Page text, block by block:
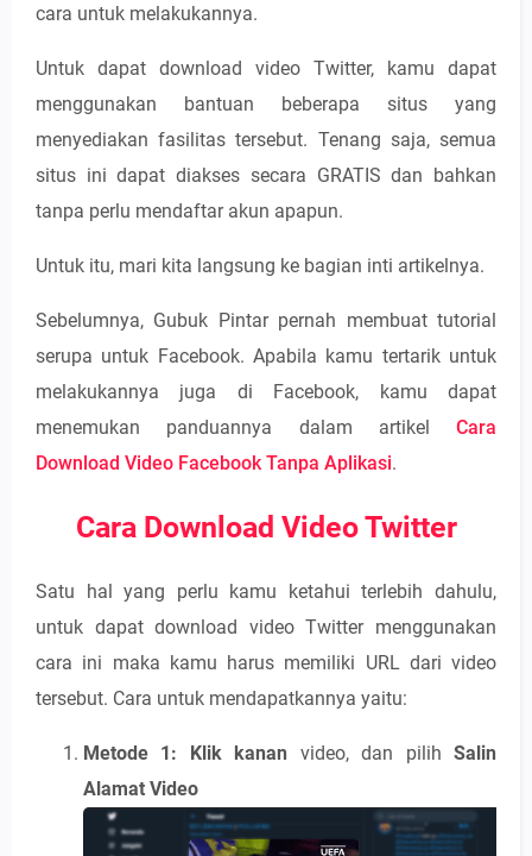
cara untuk melakukannya.
Untuk dapat download video Twitter, kamu dapat
menggunakan bantuan beberapa situs yang
menyediakan fasilitas tersebut. Tenang saja, semua
situs ini dapat diakses secara GRATIS dan bahkan
tanpa perlu mendaftar akun apapun.
Untuk itu, mari kita langsung ke bagian inti artikelnya.
Sebelumnya, Gubuk Pintar pernah membuat tutorial
serupa untuk Facebook. Apabila kamu tertarik untuk
melakukannya juga di Facebook, kamu dapat
menemukan panduannya dalam artikel Cara
Download Video Facebook Tanpa Aplikasi.
Cara Download Video Twitter
Satu hal yang perlu kamu ketahui terlebih dahulu,
untuk dapat download video Twitter menggunakan
cara ini maka kamu harus memiliki URL dari video
tersebut. Cara untuk mendapatkannya yaitu:
Metode 1: Klik kanan video, dan pilihSalin
Alamat Video